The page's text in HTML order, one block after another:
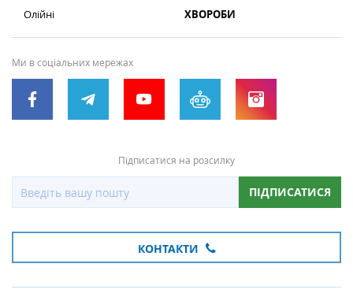
Олійні
ХВОРОБИ
Ми в соціальних мережах
Підписатися на розсилку
ПІДПИСАТИСЯ
КОНТАКТИ